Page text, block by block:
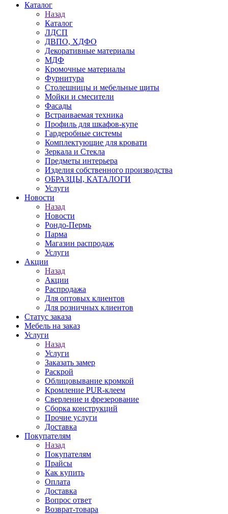
Каталог
Назад
Каталог
ЛДСП
ДВПО, ХДФО
Декоративные материалы
МДФ
Кромочные материалы
Фурнитура
Столешницы и мебельные щиты
Мойки и смесители
Фасады
Встраиваемая техника
Профиль для шкафов-купе
Гардеробные системы
Комплектующие для кровати
Зеркала и Стекла
Предметы интерьера
Изделия собственного производства
ОБРАЗЦЫ, КАТАЛОГИ
Услуги
Новости
Назад
Новости
Рондо-Пермь
Парма
Магазин распродаж
Услуги
Акции
Назад
Акции
Распродажа
Для оптовых клиентов
Для розничных клиентов
Статус заказа
Мебель на заказ
Услуги
Назад
Услуги
Заказать замер
Раскрой
Облицовывание кромкой
Кромление PUR-клеем
Сверление и фрезерование
Сборка конструкций
Прочие услуги
Доставка
Покупателям
Назад
Покупателям
Прайсы
Как купить
Оплата
Доставка
Вопрос ответ
Возврат-товара